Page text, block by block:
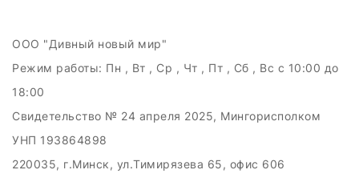
ООО "Дивный новый мир"
Режим работы: Пн , Вт , Ср , Чт , Пт , Сб , Вс c 10:00 до
18:00
Свидетельство № 24 апреля 2025, Мингорисполком
УНП 193864898
220035, г.Минск, ул.Тимирязева 65, офис 606